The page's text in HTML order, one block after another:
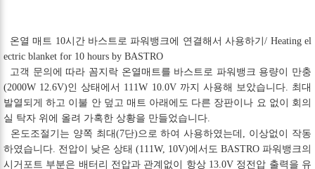
온열 매트 10시간 바스트로 파워뱅크에 연결해서 사용하기/ Heating el
ectric blanket for 10 hours by BASTRO
고객 문의에 따라 꼼지락 온열매트를 바스트로 파워뱅크 용량이 만충
(2000W 12.6V)인 상태에서 111W 10.0V 까지 사용해 보았습니다. 최대
발열되게 하고 이불 안 덮고 매트 아래에도 다른 장판이나 요 없이 회의
실 탁자 위에 올려 가혹한 상황을 만들었습니다.
온도조절기는 양쪽 최대(7단)으로 하여 사용하였는데, 이상없이 작동
하였습니다. 전압이 낮은 상태 (111W, 10V)에서도 BASTRO 파워뱅크의
시거포트 부분은 배터리 전압과 관계없이 항상 13.0V 정전압 출력을 유